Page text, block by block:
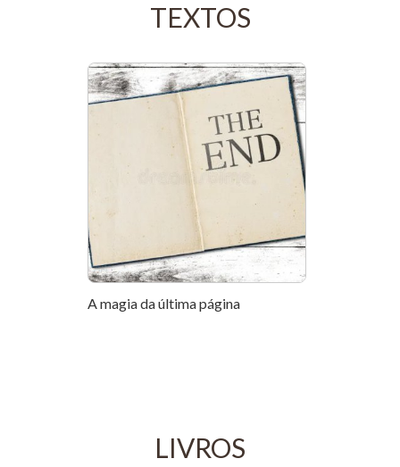
TEXTOS
A magia da última página
LIVROS